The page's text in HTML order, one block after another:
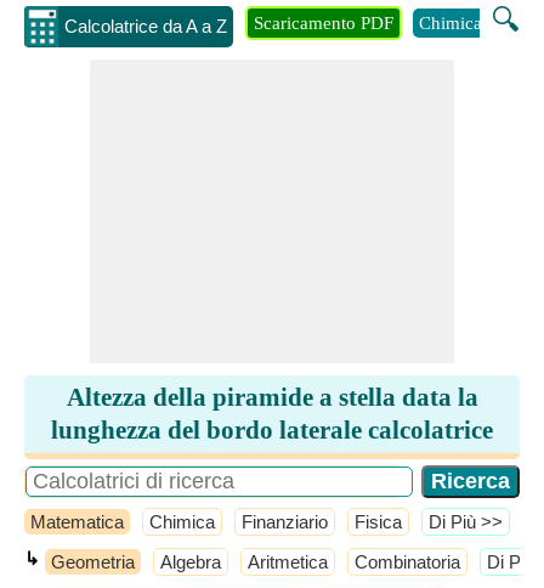
Calcolatrice da A a Z 🔍
Scaricamento PDF Chimica
Altezza della piramide a stella data la
lunghezza del bordo laterale calcolatrice
Matematica Chimica Finanziario Fisica ​Di Più >>
↳ Geometria Algebra Aritmetica Combinatoria ​Di Più